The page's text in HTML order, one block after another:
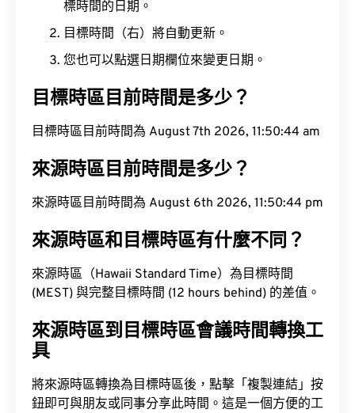
標時間的日期。
目標時間（右）將自動更新。
您也可以點選日期欄位來變更日期。
目標時區目前時間是多少？
目標時區目前時間為 August 7th 2026, 11:50:45 am
來源時區目前時間是多少？
來源時區目前時間為 August 6th 2026, 11:50:45 pm
來源時區和目標時區有什麼不同？
來源時區（Hawaii Standard Time）為目標時間
(MEST) 與完整目標時間 (12 hours behind) 的差值。
來源時區到目標時區會議時間轉換工
具
將來源時區轉換為目標時區後，點擊「複製連結」按
鈕即可與朋友或同事分享此時間。這是一個方便的工